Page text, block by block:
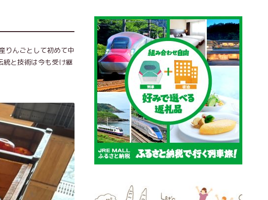
りんごとして初めて中
統と技術は今も受け継